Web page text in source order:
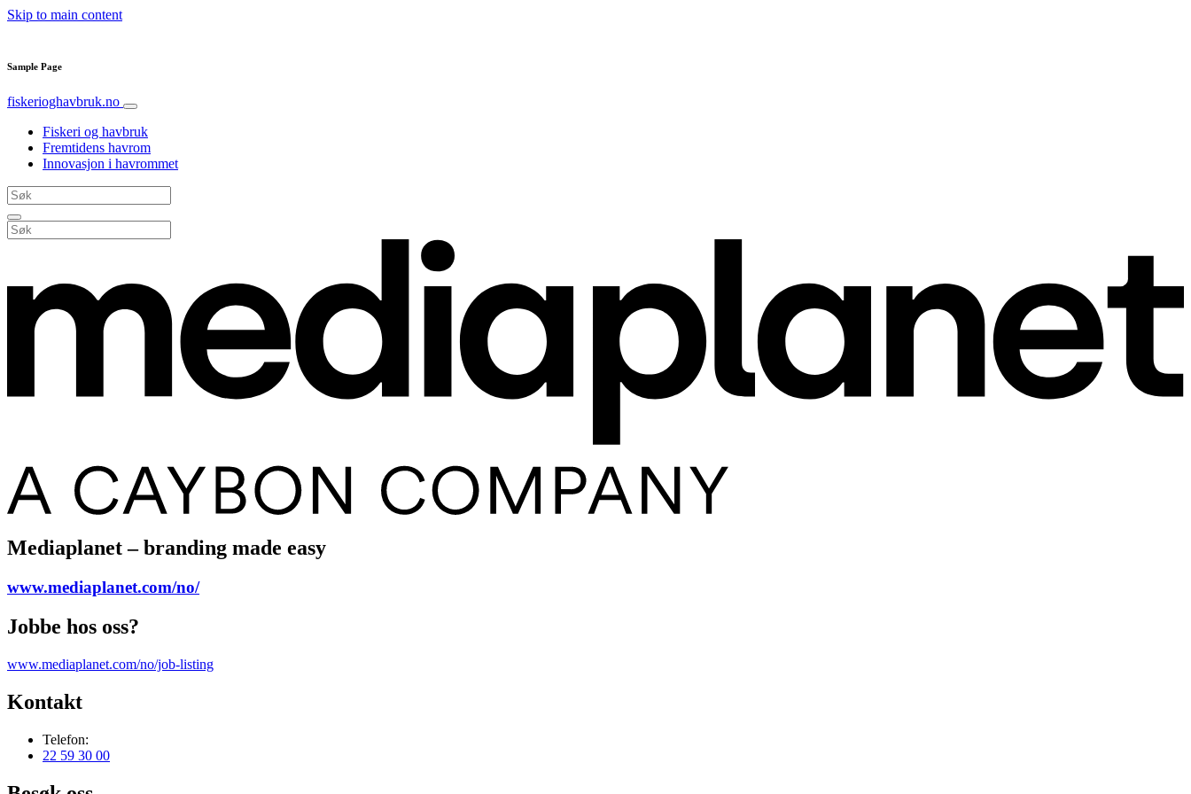
Skip to main content
Sample Page
fiskerioghavbruk.no
Fiskeri og havbruk
Fremtidens havrom
Innovasjon i havrommet
Mediaplanet – branding made easy
www.mediaplanet.com/no/
Jobbe hos oss?
www.mediaplanet.com/no/job-listing
Kontakt
Telefon:
22 59 30 00